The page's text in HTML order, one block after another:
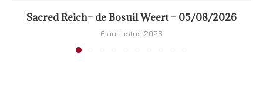
Sacred Reich– de Bosuil Weert – 05/08/2026
6 augustus 2026